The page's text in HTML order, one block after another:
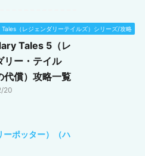
（レジェンダリーテイルズ）シリーズ/攻略
Tales 5（レ
リー・テイル
代償）攻略一覧
20
ーポッター）（ハ